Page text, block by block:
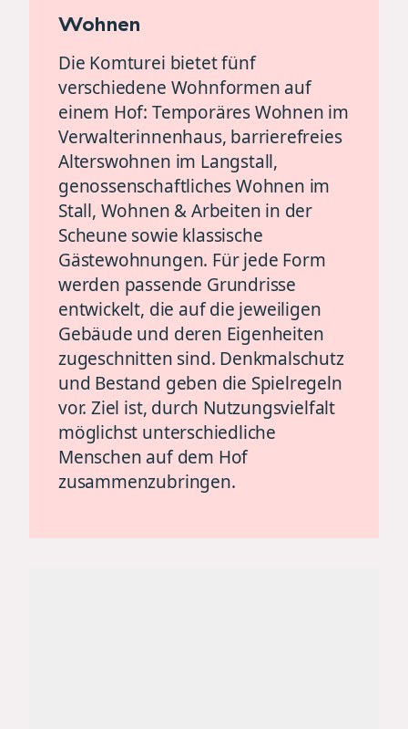
Wohnen
Die Komturei bietet fünf
verschiedene Wohnformen auf
einem Hof: Temporäres Wohnen im
Verwalterinnenhaus, barrierefreies
Alterswohnen im Langstall,
genossenschaftliches Wohnen im
Stall, Wohnen & Arbeiten in der
Scheune sowie klassische
Gästewohnungen. Für jede Form
werden passende Grundrisse
entwickelt, die auf die jeweiligen
Gebäude und deren Eigenheiten
zugeschnitten sind. Denkmalschutz
und Bestand geben die Spielregeln
vor. Ziel ist, durch Nutzungsvielfalt
möglichst unterschiedliche
Menschen auf dem Hof
zusammenzubringen.